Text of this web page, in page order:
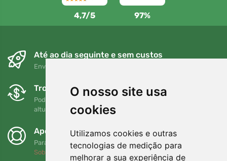
O nosso site usa
cookies
Utilizamos cookies e outras
tecnologias de medição para
melhorar a sua experiência de
4,7/5 97%
Até ao dia seguinte e sem custos
Envio gratuito para encomendas superiores a 80 EUR
Trocas e devoluções gratuitas
Pode devolver ou trocar a sua encomenda em qualquer
altura no prazo de 90 dias
Apoiamos a Trees.org
Para cada encomenda plantamos uma árvore! Leia mais
Sobre nós